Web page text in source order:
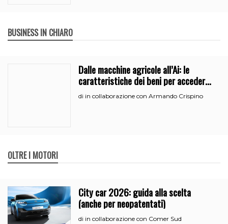
BUSINESS IN CHIARO
Dalle macchine agricole all’Ai: le
caratteristiche dei beni per accedere
all’iperammortamento
di in collaborazione con Armando Crispino
OLTRE I MOTORI
City car 2026: guida alla scelta
(anche per neopatentati)
di in collaborazione con Comer Sud